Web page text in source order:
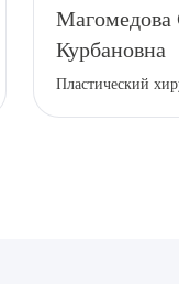
Магомедова
Курбановна
Пластический